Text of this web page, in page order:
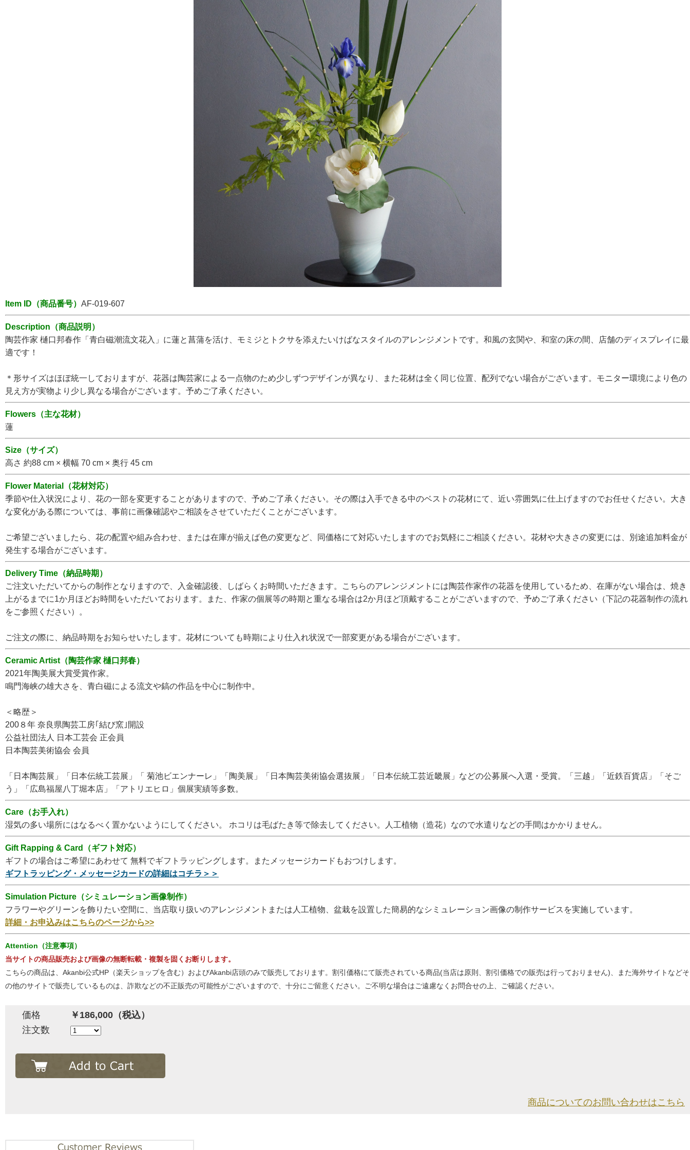
Item ID（商品番号） AF-019-607
Description（商品説明）
陶芸作家 樋口邦春作「青白磁潮流文花入」に蓮と菖蒲を活け、モミジとトクサを添えたいけばなスタイルのアレンジメントです。和風の玄関や、和室の床の間、店舗のディスプレイに最
適です！
＊形サイズはほぼ統一しておりますが、花器は陶芸家による一点物のため少しずつデザインが異なり、また花材は全く同じ位置、配列でない場合がございます。モニター環境により色の
見え方が実物より少し異なる場合がございます。予めご了承ください。
Flowers（主な花材）
蓮
Size（サイズ）
高さ 約88 cm × 横幅 70 cm × 奥行 45 cm
Flower Material（花材対応）
季節や仕入状況により、花の一部を変更することがありますので、予めご了承ください。その際は入手できる中のベストの花材にて、近い雰囲気に仕上げますのでお任せください。大き
な変化がある際については、事前に画像確認やご相談をさせていただくことがございます。
ご希望ございましたら、花の配置や組み合わせ、または在庫が揃えば色の変更など、同価格にて対応いたしますのでお気軽にご相談ください。花材や大きさの変更には、別途追加料金が
発生する場合がございます。
Delivery Time（納品時期）
ご注文いただいてからの制作となりますので、入金確認後、しばらくお時間いただきます。こちらのアレンジメントには陶芸作家作の花器を使用しているため、在庫がない場合は、焼き
上がるまでに1か月ほどお時間をいただいております。また、作家の個展等の時期と重なる場合は2か月ほど頂戴することがございますので、予めご了承ください（下記の花器制作の流れ
をご参照ください）。
ご注文の際に、納品時期をお知らせいたします。花材についても時期により仕入れ状況で一部変更がある場合がございます。
Ceramic Artist（陶芸作家 樋口邦春）
2021年陶美展大賞受賞作家。
鳴門海峡の雄大さを、青白磁による流文や鎬の作品を中心に制作中。
＜略歴＞
200８年 奈良県陶芸工房｢結び窯｣開設
公益社団法人 日本工芸会 正会員
日本陶芸美術協会 会員
「日本陶芸展」「日本伝統工芸展」「 菊池ビエンナーレ」「陶美展」「日本陶芸美術協会選抜展」「日本伝統工芸近畿展」などの公募展へ入選・受賞。「三越」「近鉄百貨店」「そご
う」「広島福屋八丁堀本店」「アトリエヒロ」個展実績等多数。
Care（お手入れ）
湿気の多い場所にはなるべく置かないようにしてください。 ホコリは毛ばたき等で除去してください。人工植物（造花）なので水遣りなどの手間はかかりません。
Gift Rapping & Card（ギフト対応）
ギフトの場合はご希望にあわせて 無料でギフトラッピングします。またメッセージカードもおつけします。
ギフトラッピング・メッセージカードの詳細はコチラ＞＞
Simulation Picture（シミュレーション画像制作）
フラワーやグリーンを飾りたい空間に、当店取り扱いのアレンジメントまたは人工植物、盆栽を設置した簡易的なシミュレーション画像の制作サービスを実施しています。
詳細・お申込みはこちらのページから>>
Attention（注意事項）
当サイトの商品販売および画像の無断転載・複製を固くお断りします。
こちらの商品は、Akanbi公式HP（楽天ショップを含む）およびAkanbi店頭のみで販売しております。割引価格にて販売されている商品(当店は原則、割引価格での販売は行っておりません)、また海外サイトなどそ
の他のサイトで販売しているものは、詐欺などの不正販売の可能性がございますので、十分にご留意ください。ご不明な場合はご遠慮なくお問合せの上、ご確認ください。
価格
￥186,000（税込）
注文数
商品についてのお問い合わせはこちら